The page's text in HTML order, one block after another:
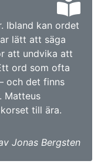
Ibland kan ordet
lätt att säga
att undvika att
ord som ofta
och det finns
Matteus
till ära.
Jonas Bergsten